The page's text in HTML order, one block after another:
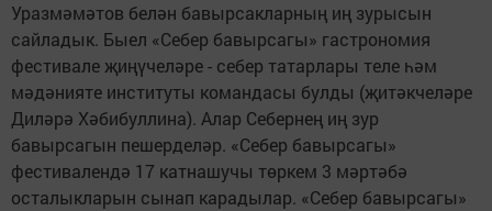
Уразмәмәтов белән бавырсакларның иң зурысын
сайладык. Быел «Себер бавырсагы» гастрономия
фестивале җиңүчеләре - себер татарлары теле һәм
мәдәнияте институты командасы булды (җитәкчеләре
Диләрә Хәбибуллина). Алар Себернең иң зур
бавырсагын пешерделәр. «Себер бавырсагы»
фестивалендә 17 катнашучы төркем 3 мәртәбә
осталыкларын сынап карадылар. «Себер бавырсагы»